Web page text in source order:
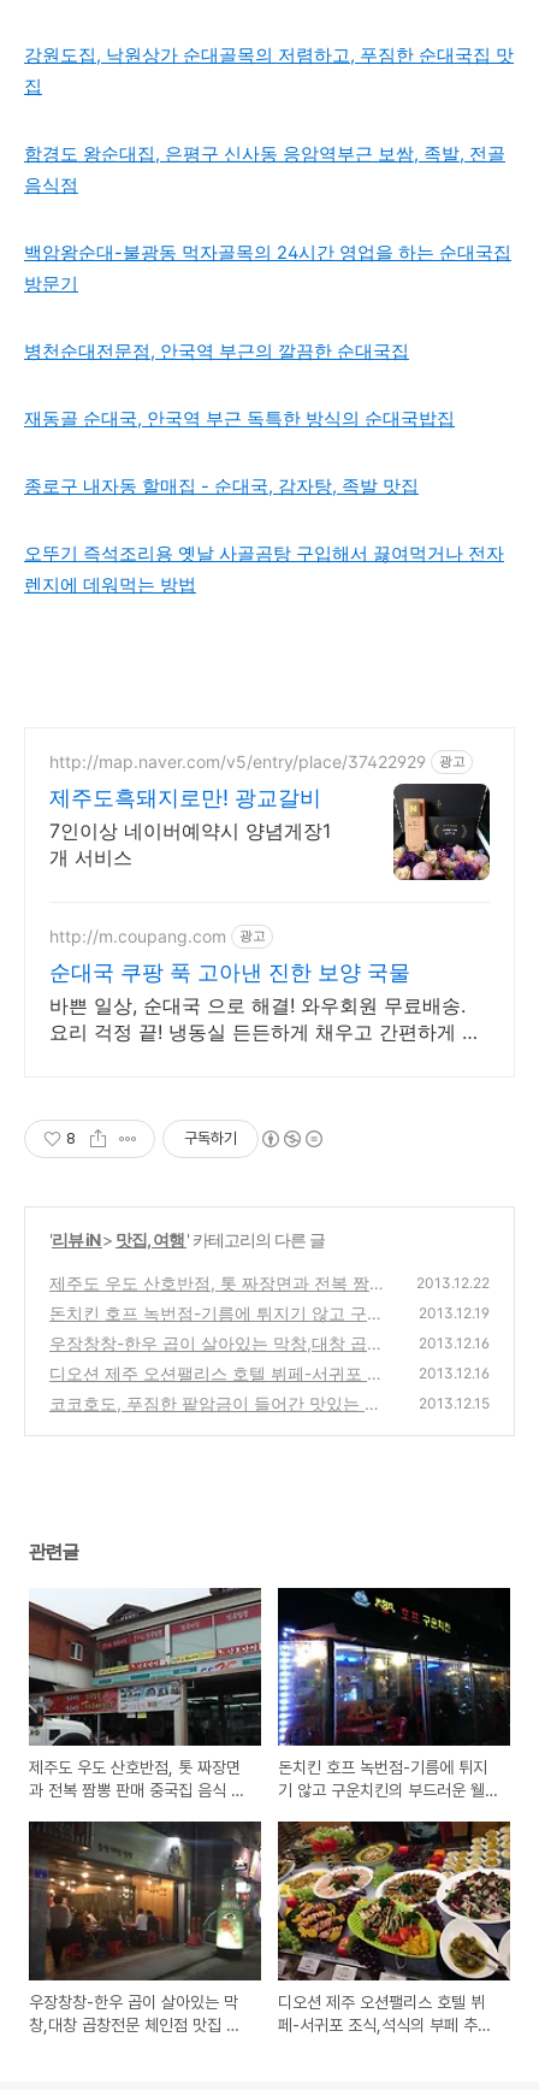
강원도집, 낙원상가 순대골목의 저렴하고, 푸짐한 순대국집 맛
집
함경도 왕순대집, 은평구 신사동 응암역부근 보쌈, 족발, 전골
음식점
백암왕순대-불광동 먹자골목의 24시간 영업을 하는 순대국집
방문기
병천순대전문점, 안국역 부근의 깔끔한 순대국집
재동골 순대국, 안국역 부근 독특한 방식의 순대국밥집
종로구 내자동 할매집 - 순대국, 감자탕, 족발 맛집
오뚜기 즉석조리용 옛날 사골곰탕 구입해서 끓여먹거나 전자
렌지에 데워먹는 방법
http://map.naver.com/v5/entry/place/37422929 광고
제주도흑돼지로만! 광교갈비
7인이상 네이버예약시 양념게장1
개 서비스
http://m.coupang.com 광고
순대국 쿠팡 푹 고아낸 진한 보양 국물
바쁜 일상, 순대국 으로 해결! 와우회원 무료배송.
요리 걱정 끝! 냉동실 든든하게 채우고 간편하게 즐
8 구독하기
'리뷰 iN> 맛집, 여행' 카테고리의 다른 글
제주도 우도 산호반점, 톳 짜장면과 전복 짬뽕
판매 중국집 음식 시식기
(0)
2013.12.22
돈치킨 호프 녹번점-기름에 튀지기 않고 구운
치킨의 부드러운 웰빙 닭요리 맛집 방문기(이
경규 프렌차이즈)
(7)
2013.12.19
우장창창-한우 곱이 살아있는 막창,대창 곱창
전문 체인점 맛집 방문기(영등포구청점)
(0)
2013.12.16
디오션 제주 오션팰리스 호텔 뷔페-서귀포 조
식,석식의 부페 추천 맛집의 가격과 할인 정보
2013.12.16
코코호도, 푸짐한 팥암금이 들어간 맛있는 호
2013.12.15
관련글
제주도 우도 산호반점, 톳 짜장면
과 전복 짬뽕 판매 중국집 음식 시
돈치킨 호프 녹번점-기름에 튀지
기 않고 구운치킨의 부드러운 웰
렌차이즈)
우장창창-한우 곱이 살아있는 막
창,대창 곱창전문 체인점 맛집 방
디오션 제주 오션팰리스 호텔 뷔
페-서귀포 조식,석식의 부페 추천